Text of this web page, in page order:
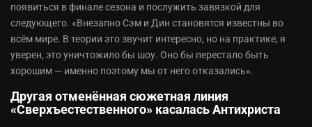
появиться в финале сезона и послужить завязкой для
следующего. «Внезапно Сэм и Дин становятся известны во
всём мире. В теории это звучит интересно, но на практике, я
уверен, это уничтожило бы шоу. Оно бы перестало быть
хорошим — именно поэтому мы от него отказались».
Другая отменённая сюжетная линия
«Сверхъестественного» касалась Антихриста